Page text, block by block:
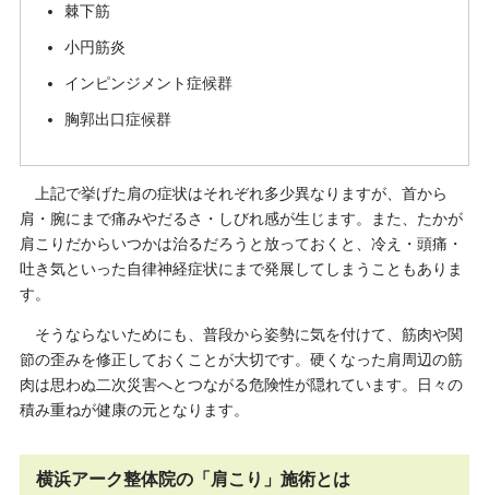
棘下筋
小円筋炎
インピンジメント症候群
胸郭出口症候群
上記で挙げた肩の症状はそれぞれ多少異なりますが、首から
肩・腕にまで痛みやだるさ・しびれ感が生じます。また、たかが
肩こりだからいつかは治るだろうと放っておくと、冷え・頭痛・
吐き気といった自律神経症状にまで発展してしまうこともありま
す。
そうならないためにも、普段から姿勢に気を付けて、筋肉や関
節の歪みを修正しておくことが大切です。硬くなった肩周辺の筋
肉は思わぬ二次災害へとつながる危険性が隠れています。日々の
積み重ねが健康の元となります。
横浜アーク整体院の「肩こり」施術とは